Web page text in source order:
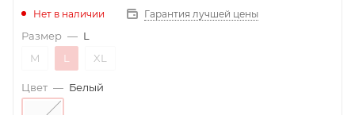
Нет в наличии Гарантия лучшей цены
Размер — L
M
L XL
Цвет — Белый